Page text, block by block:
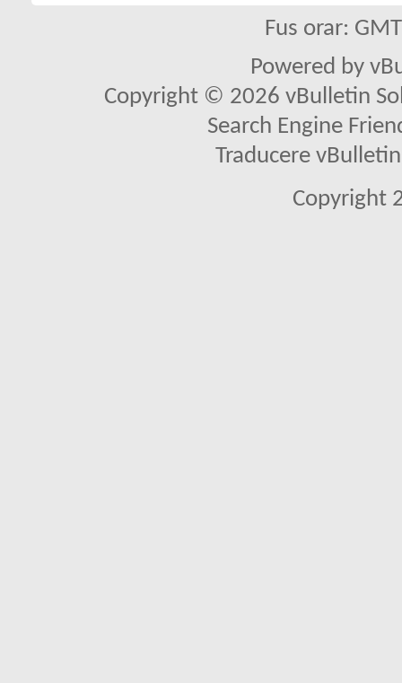
Fus orar:
Powered by
Copyright © 2026 vBulletin
Search Engine
Traducere
Copyright